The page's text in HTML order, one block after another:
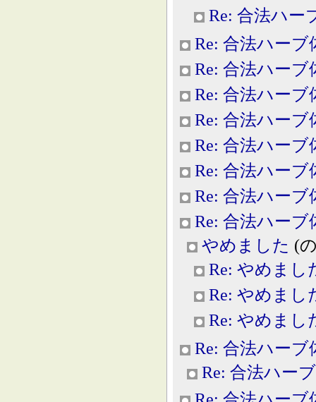
Re: 合法ハー
Re: 合法ハーブ
Re: 合法ハーブ
Re: 合法ハーブ
Re: 合法ハーブ
Re: 合法ハーブ
Re: 合法ハーブ
Re: 合法ハーブ
Re: 合法ハーブ
やめました (
Re: やめまし
Re: やめまし
Re: やめまし
Re: 合法ハーブ
Re: 合法ハー